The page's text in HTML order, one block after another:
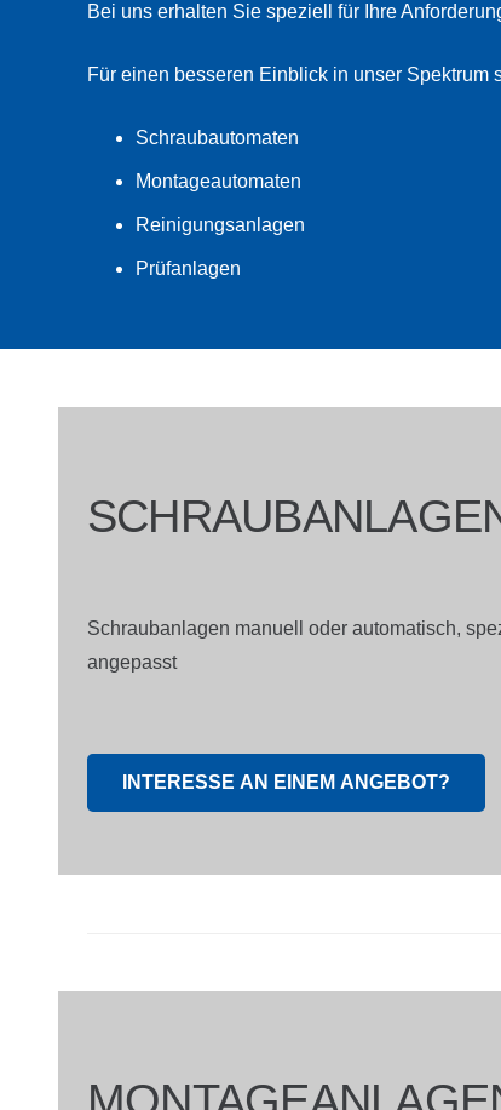
Bei uns erhalten Sie speziell für Ihre
Für einen besseren Einblick in unser
Schraubautomaten
Montageautomaten
Reinigungsanlagen
Prüfanlagen
Schraubanlagen manuell oder automatisch,
angepasst
INTERESSE AN EINEM ANGEBOT?